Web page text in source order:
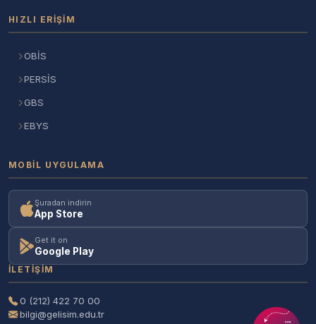
HIZLI ERIŞIM
OBİS
PERSİS
GBS
EBYS
MOBIL UYGULAMA
Şuradan indirin
App Store
Get it on
Google Play
İLETIŞIM
0 (212) 422 70 00
bilgi@gelisim.edu.tr